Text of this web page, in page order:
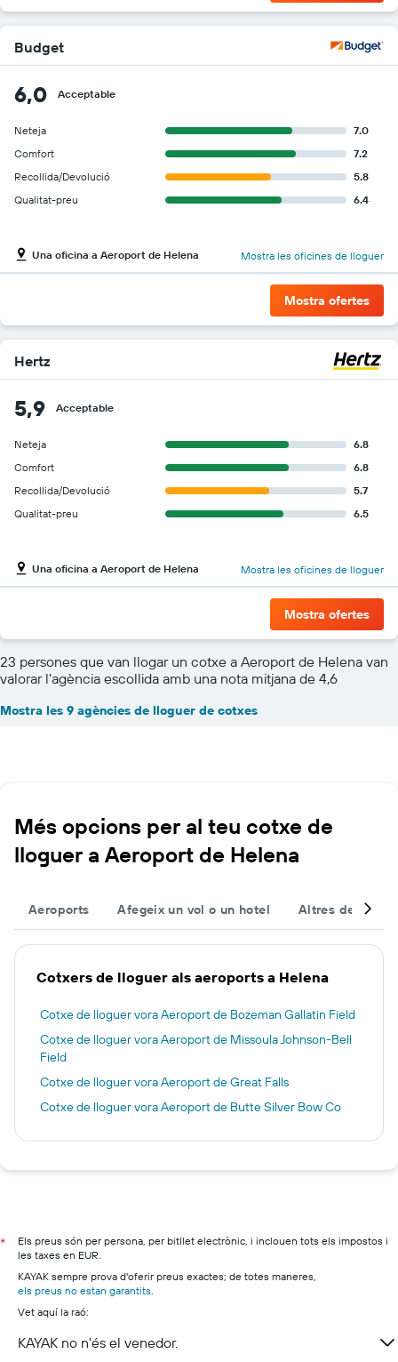
Budget
6,0 Acceptable
Neteja
7.0
Comfort
7.2
Recollida/Devolució
5.8
Qualitat-preu
6.4
Una oficina a Aeroport de Helena Mostra les oficines de lloguer
Mostra ofertes
Hertz
5,9 Acceptable
Neteja
6.8
Comfort
6.8
Recollida/Devolució
5.7
Qualitat-preu
6.5
Una oficina a Aeroport de Helena Mostra les oficines de lloguer
Mostra ofertes
23 persones que van llogar un cotxe a Aeroport de Helena van
valorar l’agència escollida amb una nota mitjana de 4,6
Mostra les 9 agències de lloguer de cotxes
Més opcions per al teu cotxe de
lloguer a Aeroport de Helena
Aeroports Afegeix un vol o un hotel Altres
Cotxers de lloguer als aeroports a Helena
Cotxe de lloguer vora Aeroport de Bozeman Gallatin Field
Cotxe de lloguer vora Aeroport de Missoula Johnson-Bell
Field
Cotxe de lloguer vora Aeroport de Great Falls
Cotxe de lloguer vora Aeroport de Butte Silver Bow Co
*
Els preus són per persona, per bitllet electrònic, i inclouen tots els impostos i
les taxes en EUR.
KAYAK sempre prova d'oferir preus exactes; de totes maneres,
els preus no estan garantits
Vet aquí la raó:
KAYAK no n'és el venedor.